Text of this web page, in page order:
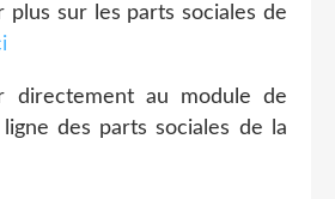
plus sur les parts sociales de
directement au module de
des parts sociales de la